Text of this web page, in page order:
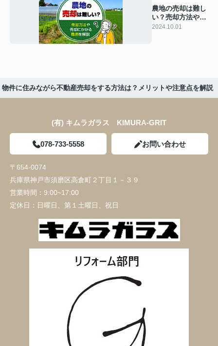
農地の売却は難し
い？売却方法や売
却にかかる費用を
2024.10.01
物件に住みながら不動産売却をする方法は？メリットや注意点を解説
(有) キムラガラス KIMURA‐GRIT
078-733-5558 お問い合わせ
〒654-0074
兵庫県神戸市須磨区高倉町２丁目１－３９
営業時間： 9:00~17:00
定休日： 日曜日、第１土曜日、祝日